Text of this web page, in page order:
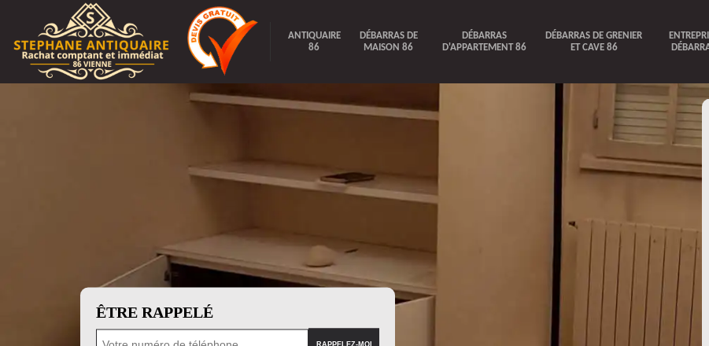
ANTIQUAIRE
86
DÉBARRAS DE
MAISON 86
DÉBARRAS
D'APPARTEMENT 86
DÉBARRAS DE GRENIER
ET CAVE 86
ÊTRE RAPPELÉ